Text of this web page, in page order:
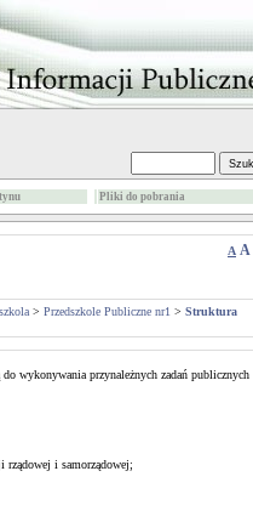
Pliki do pobrania
A A
> Przedszkole Publiczne nr1 > Struktura
wykonywania przynależnych zadań publicznych
rządowej i samorządowej;